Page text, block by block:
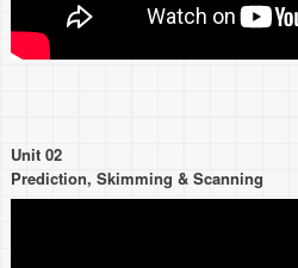
Unit 02
Prediction, Skimming & Scanning